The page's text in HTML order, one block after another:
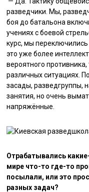
разведчики. Мы,
боя до батальона
учениях с боевой
курс, мы
это уже более
вероятного
различных ситуациях.
засады, разведгруппы,
занятия, но очень
напряжённые.
Отрабатывались
мире что-то где-то
посылали, или это
разных задач?